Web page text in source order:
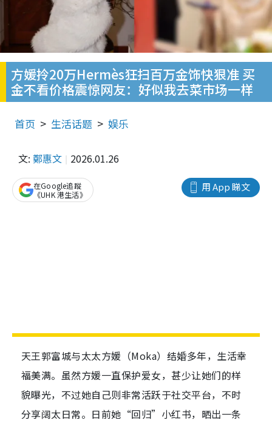
方媛拎20万Hermès狂扫百万金饰快狠准 买
金不看价格震惊网友：好似我去菜市场一样
首页 生活话题 娱乐
文: 鄭惠文 2026.01.26
用 App 睇文
在Google追蹤
《UHK 港生活》
天王郭富城与太太方媛（Moka）结婚多年，生活幸
福美满。虽然方媛一直保护爱女，甚少让她们的样
貌曝光，不过她自己则非常活跃于社交平台，不时
分享阔太日常。日前她“回归”小红书，晒出一条